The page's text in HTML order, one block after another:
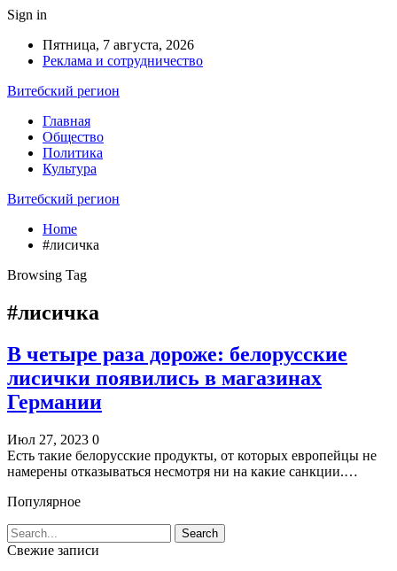
Sign in
Пятница, 7 августа, 2026
Реклама и сотрудничество
Витебский регион
Главная
Общество
Политика
Культура
Витебский регион
Home
#лисичка
Browsing Tag
#лисичка
В четыре раза дороже: белорусские
лисички появились в магазинах
Германии
Июл 27, 2023 0
Есть такие белорусские продукты, от которых европейцы не
намерены отказываться несмотря ни на какие санкции.…
Популярное
Свежие записи